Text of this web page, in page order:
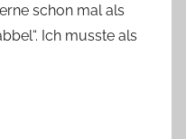
n
G
schon mal als
Ich musste als